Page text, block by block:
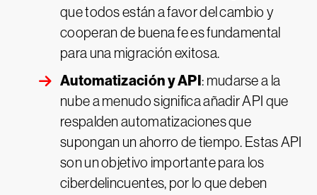
que todos están a favor del cambio y
cooperan de buena fe es fundamental
para una migración exitosa.
Automatización y API: mudarse a la
nube a menudo significa añadir API que
respalden automatizaciones que
supongan un ahorro de tiempo. Estas API
son un objetivo importante para los
ciberdelincuentes, por lo que deben